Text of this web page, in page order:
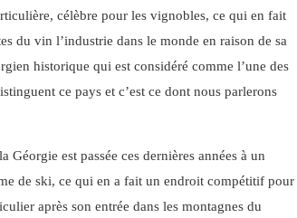
célèbre pour les vignobles, ce qui en fait
du vin l’industrie dans le monde en raison de sa
historique qui est considéré comme l’une des
ce pays et c’est ce dont nous parlerons
est passée ces dernières années à un
de ski, ce qui en a fait un endroit compétitif pour
après son entrée dans les montagnes du